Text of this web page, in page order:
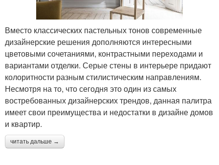
Вместо классических пастельных тонов современные
дизайнерские решения дополняются интересными
цветовыми сочетаниями, контрастными переходами и
вариантами отделки. Серые стены в интерьере придают
колоритности разным стилистическим направлениям.
Несмотря на то, что сегодня это один из самых
востребованных дизайнерских трендов, данная палитра
имеет свои преимущества и недостатки в дизайне домов
и квартир.
читать дальше →